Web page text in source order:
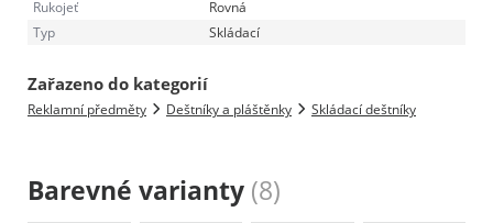
Rukojeť
Rovná
Typ
Skládací
Zařazeno do kategorií
Reklamní předměty Deštníky a pláštěnky Skládací deštníky
Barevné varianty (8)